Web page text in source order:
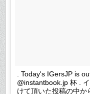
. Today's IGersJP is
@instantbook.jp 杯 .
けて頂いた投稿の中